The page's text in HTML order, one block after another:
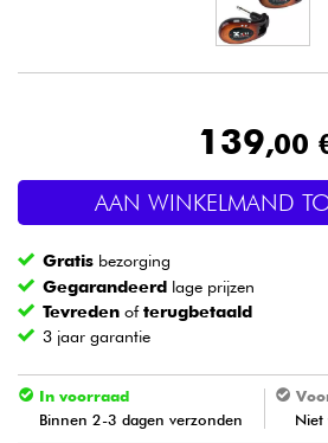
Licht
Blaasinstrument
Kinderen
139,00
AAN WINKELMAND
Gratis bezorging
Gegarandeerd lage prijzen
Tevreden ofterugbetaald
3 jaar garantie
In voorraad
Binnen 2-3 dagen verzonden
Niet